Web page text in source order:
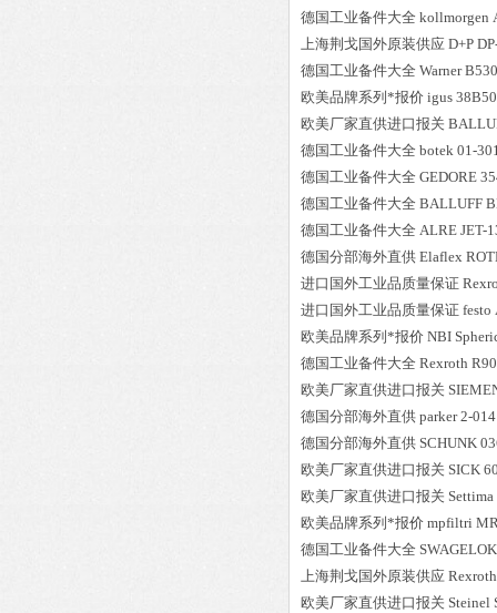
德国工业备件大全 kollmorgen
上海荆戈国外原装供应 D+P
德国工业备件大全 Warner
欧美品牌系列*报价 igus
欧美厂家直供进口报关
德国工业备件大全 botek 01-
德国工业备件大全 GEDORE
德国工业备件大全 BALLUFF
德国工业备件大全 ALRE JET-
德国分部海外直供 Elaflex
进口国外工业品质量保证
进口国外工业品质量保证 festo
欧美品牌系列*报价 NBI
德国工业备件大全 Rexroth
欧美厂家直供进口报关
德国分部海外直供 parker 2-
德国分部海外直供 SCHUNK
欧美厂家直供进口报关 SICK
欧美厂家直供进口报关 Settima
欧美品牌系列*报价 mpfiltri
德国工业备件大全 SWAGELOK
上海荆戈国外原装供应 Rexroth
欧美厂家直供进口报关 Steinel